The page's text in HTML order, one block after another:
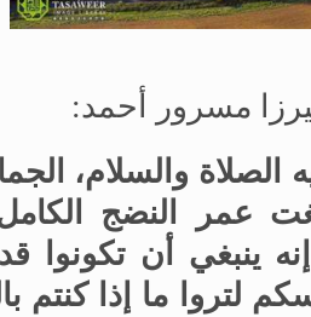
مسرور أحمد:
والسلام،
عمر النضج
ينبغي أن تكونوا
لتروا ما إذا كنتم